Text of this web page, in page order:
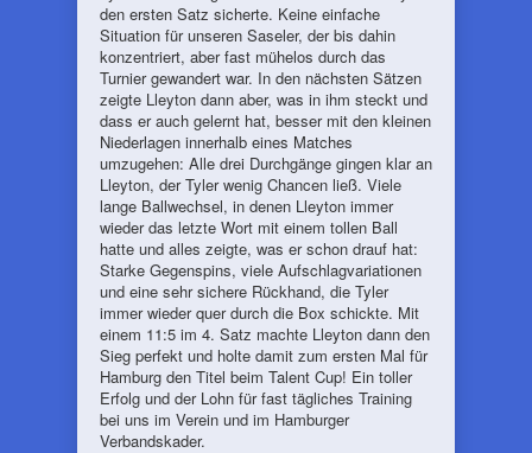
den ersten Satz sicherte. Keine einfache
Situation für unseren Saseler, der bis dahin
konzentriert, aber fast mühelos durch das
Turnier gewandert war. In den nächsten Sätzen
zeigte Lleyton dann aber, was in ihm steckt und
dass er auch gelernt hat, besser mit den kleinen
Niederlagen innerhalb eines Matches
umzugehen: Alle drei Durchgänge gingen klar an
Lleyton, der Tyler wenig Chancen ließ. Viele
lange Ballwechsel, in denen Lleyton immer
wieder das letzte Wort mit einem tollen Ball
hatte und alles zeigte, was er schon drauf hat:
Starke Gegenspins, viele Aufschlagvariationen
und eine sehr sichere Rückhand, die Tyler
immer wieder quer durch die Box schickte. Mit
einem 11:5 im 4. Satz machte Lleyton dann den
Sieg perfekt und holte damit zum ersten Mal für
Hamburg den Titel beim Talent Cup! Ein toller
Erfolg und der Lohn für fast tägliches Training
bei uns im Verein und im Hamburger
Verbandskader.